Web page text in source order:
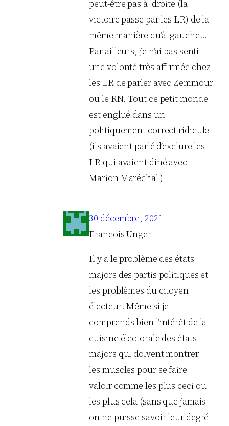
peut-être pas à droite (la
victoire passe par les LR) de la
même manière qu’à gauche…
Par ailleurs, je n’ai pas senti
une volonté très affirmée chez
les LR de parler avec Zemmour
ou le RN. Tout ce petit monde
est englué dans un
politiquement correct ridicule
(ils avaient parlé d’exclure les
LR qui avaient diné avec
Marion Maréchal!)
30 décembre, 2021
Francois Unger
Il y a le problème des états
majors des partis politiques et
les problèmes du citoyen
électeur. Même si je
comprends bien l’intérêt de la
cuisine électorale des états
majors qui doivent montrer
les muscles pour se faire
valoir comme les plus ceci ou
les plus cela (sans que jamais
on ne puisse savoir leur degré